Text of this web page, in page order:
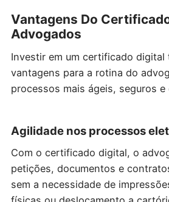
Vantagens Do
Advogados
Investir em um certificado digital
vantagens para a rotina do
processos mais ágeis, seguros e
Agilidade nos processos
Com o certificado digital, o
petições, documentos e
sem a necessidade de